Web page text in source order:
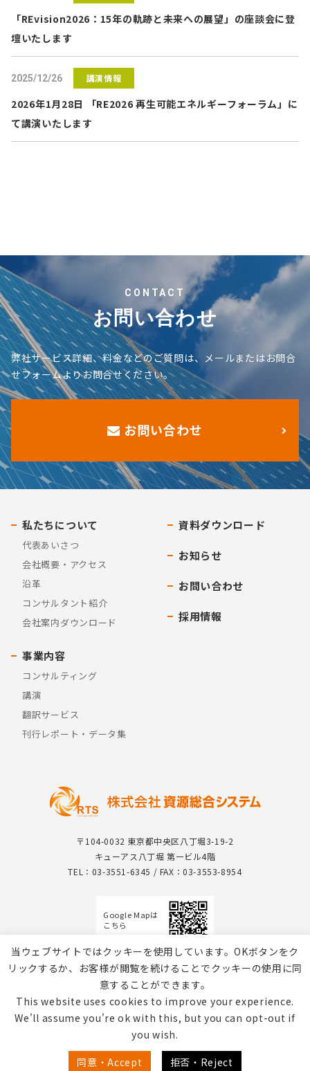
「REvision2026：15年の軌跡と未来への展望」の座談会に登
壇いたします
2025/12/26 講演情報
2026年1月28日 「RE2026 再生可能エネルギーフォーラム」に
て講演いたします
CONTACT
お問い合わせ
弊社サービス詳細、料金などのご質問は、メールまたはお問合
せフォームよりお問合せください。
お問い合わせ
〒104-0032 東京都中央区八丁堀3-19-2
キューアス八丁堀 第一ビル4階
TEL：03-3551-6345 / FAX：03-3553-8954
Google Mapは
こちら
私たちについて
代表あいさつ
会社概要・アクセス
沿革
コンサルタント紹介
会社案内ダウンロード
事業内容
コンサルティング
講演
翻訳サービス
刊行レポート・データ集
資料ダウンロード
お知らせ
お問い合わせ
採用情報
個人情報保護方針 / Webサイトのご利用について
当ウェブサイトではクッキーを使用しています。OKボタンをク
リックするか、お客様が閲覧を続けることでクッキーの使用に同
意することができます。
This website uses cookies to improve your experience.
We'll assume you're ok with this, but you can opt-out if
you wish.
同意・Accept
拒否・Reject